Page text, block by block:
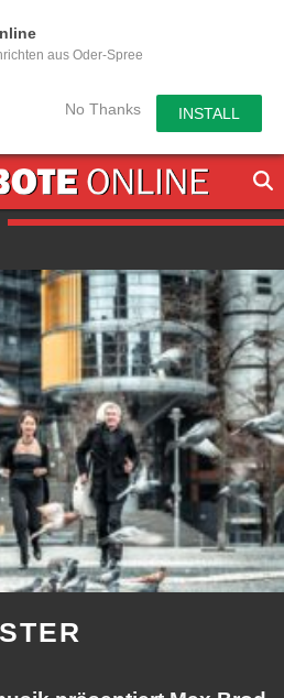
aus Oder-Spree
No Thanks INSTALL